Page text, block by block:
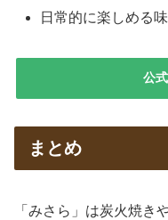
日常的に楽しめる
公
まとめ
「みさら」は炭火焼き